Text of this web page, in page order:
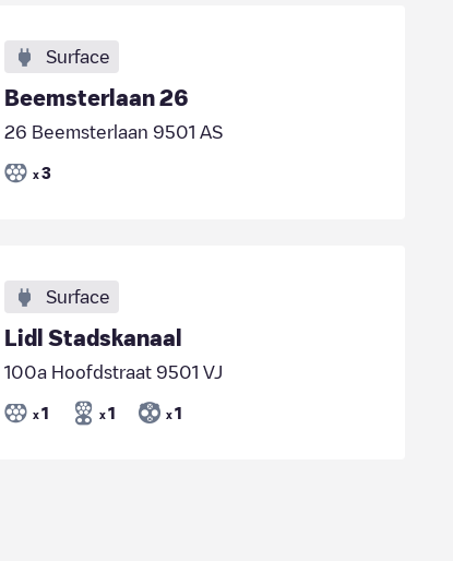
Surface
Beemsterlaan 26
26 Beemsterlaan 9501 AS
x 3
Surface
Lidl Stadskanaal
100a Hoofdstraat 9501 VJ
x 1 x 1 x 1